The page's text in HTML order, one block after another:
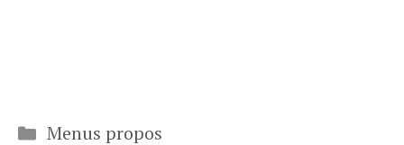
Catégories
Menus propos